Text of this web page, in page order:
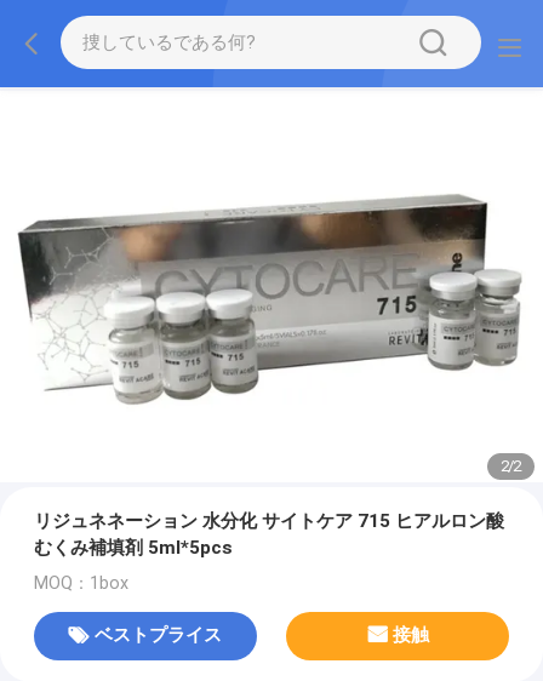
2/2
リジュネネーション 水分化 サイトケア 715 ヒアルロン酸
むくみ補填剤 5ml*5pcs
MOQ：1box
ベストプライス 接触